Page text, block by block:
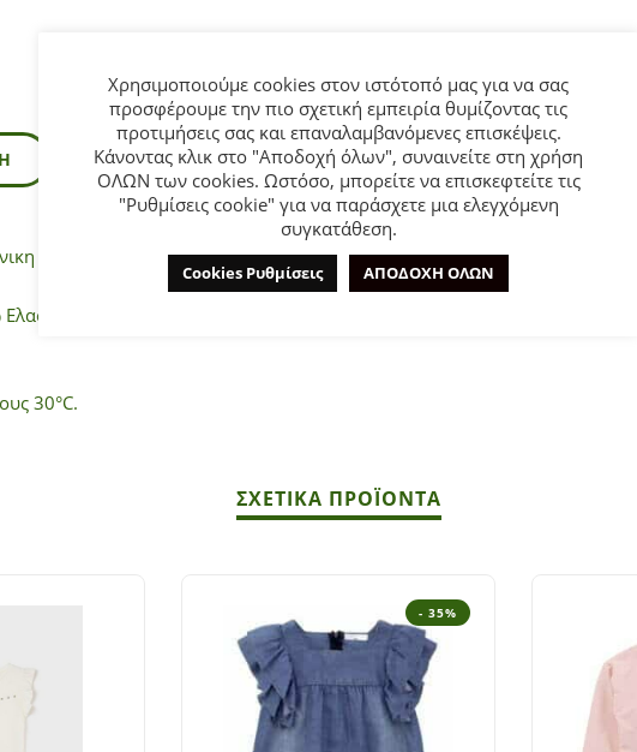
ΕΠΙΠΛΈΟΝ ΠΛΗΡΟΦΟΡΊΕΣ ΕΤΑΙΡΊΑ
for Funky kids για κορίτσι από 6 έως 16 ετών σε λευκό χρώμα με
30°C.
ΣΧΕΤΙΚΆ ΠΡΟΪΌΝΤΑ
- 35%
Χρησιμοποιούμε cookies στον ιστότοπό μας για να σας
προσφέρουμε την πιο σχετική εμπειρία θυμίζοντας τις
προτιμήσεις σας και επαναλαμβανόμενες επισκέψεις.
Κάνοντας κλικ στο "Αποδοχή όλων", συναινείτε στη χρήση
ΟΛΩΝ των cookies. Ωστόσο, μπορείτε να επισκεφτείτε τις
"Ρυθμίσεις cookie" για να παράσχετε μια ελεγχόμενη
συγκατάθεση.
Cookies Ρυθμίσεις ΑΠΟΔΟΧΗ ΟΛΩΝ